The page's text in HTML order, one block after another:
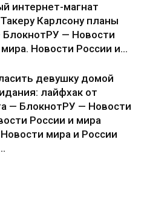
интернет-магнат
Карлсону планы
БлокнотРУ — Новости
Новости России и...
девушку домой
лайфхак от
— БлокнотРУ — Новости
России и мира
мира и России